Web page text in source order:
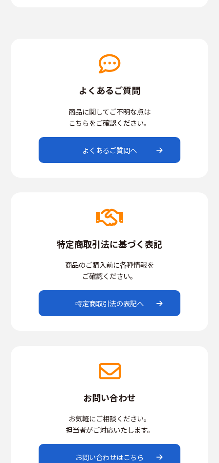
よくあるご質問
商品に関してご不明な点は
こちらをご確認ください。
よくあるご質問へ
特定商取引法に基づく表記
商品のご購入前に各種情報を
ご確認ください。
特定商取引法の表記へ
お問い合わせ
お気軽にご相談ください。
担当者がご対応いたします。
お問い合わせはこちら